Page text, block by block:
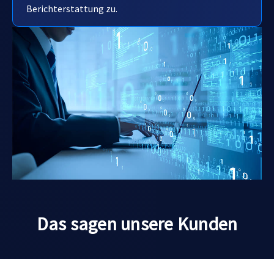
Berichterstattung zu.
Das sagen unsere Kunden